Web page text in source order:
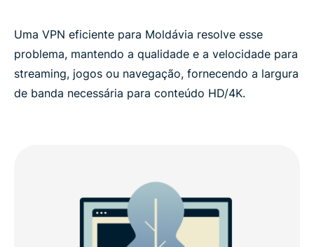
ExpressVPN para todos os países
Uma VPN eficiente para Moldávia resolve esse
problema, mantendo a qualidade e a velocidade para
streaming, jogos ou navegação, fornecendo a largura
de banda necessária para conteúdo HD/4K.